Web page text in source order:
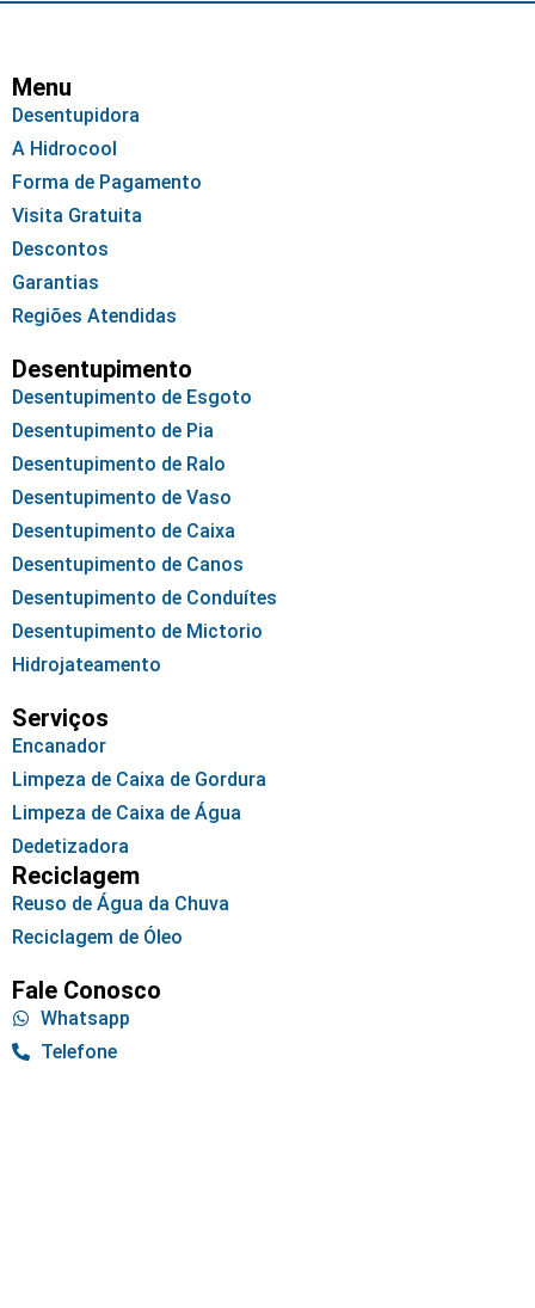
Menu
Desentupidora
A Hidrocool
Forma de Pagamento
Visita Gratuita
Descontos
Garantias
Regiões Atendidas
Desentupimento
Desentupimento de Esgoto
Desentupimento de Pia
Desentupimento de Ralo
Desentupimento de Vaso
Desentupimento de Caixa
Desentupimento de Canos
Desentupimento de Conduítes
Desentupimento de Mictorio
Hidrojateamento
Serviços
Encanador
Limpeza de Caixa de Gordura
Limpeza de Caixa de Água
Dedetizadora
Reciclagem
Reuso de Água da Chuva
Reciclagem de Óleo
Fale Conosco
Whatsapp
Telefone